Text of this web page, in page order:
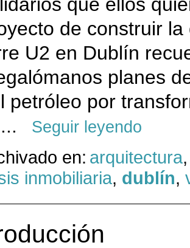
que ellos
de construir
U2 en Dublín
planes
petróleo por
Seguir leyendo
en: arquitectura,
inmobiliaria, dublín,